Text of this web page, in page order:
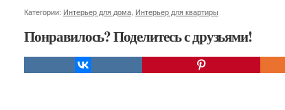
Категории: Интерьер для дома Интерьер для квартиры
Понравилось? Поделитесь с друзьями!